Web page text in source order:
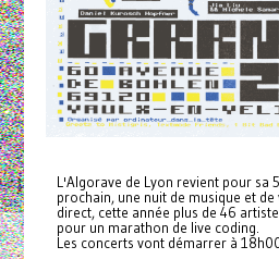
L'Algorave de Lyon revient pour sa
prochain, une nuit de musique et
direct, cette année plus de 46
pour un marathon de live coding.
Les concerts vont démarrer à